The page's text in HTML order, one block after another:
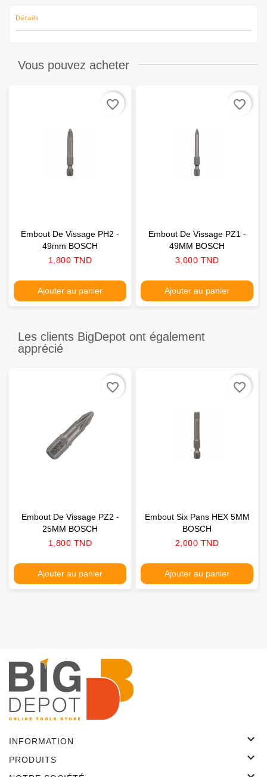
Détails
Vous pouvez acheter
Embout De Vissage PH2 -
49mm BOSCH
Prix
1,800 TND
Ajouter au panier
favorite_border
Embout De Vissage PZ1 -
49MM BOSCH
Prix
3,000 TND
Ajouter au panier
favorite_border
Les clients BigDepot ont également
apprécié
Embout De Vissage PZ2 -
25MM BOSCH
Prix
1,800 TND
Ajouter au panier
favorite_border
Embout Six Pans HEX 5MM
BOSCH
Prix
2,000 TND
Ajouter au panier
favorite_border
INFORMATION 
PRODUITS 